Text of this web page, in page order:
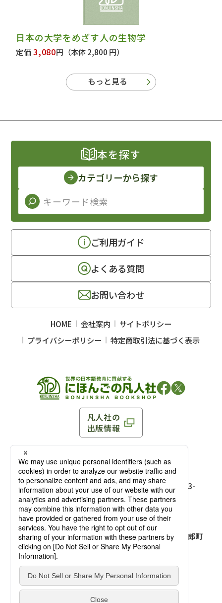
日本の大学をめざす人の生物学
定価3,080円 （本体 2,800 円）
もっと見る
凡人社の
出版情報
〒102-0093 東京都千代田区平河町 1-3-13 8F
TEL：03-3263-3959／FAX：03-3263-3116
麹町店
〒102-0093 東京都千代田区平河町1-3-
13 8F［アクセス］
TEL：03-3239-8673／FAX：03-3263-
3116
大阪店
〒541-0056 大阪府大阪市中央区久太郎町
4-2-10
大西ビルディング 1階［
TEL：06-4256-2684／FAX：03-6733-
7887
本を探す
カテゴリーから探す
ご利用ガイド
よくある質問
お問い合わせ
HOME 会社案内
サイトポリシー
プライバシーポリシー
特定商取引法に基づく表示